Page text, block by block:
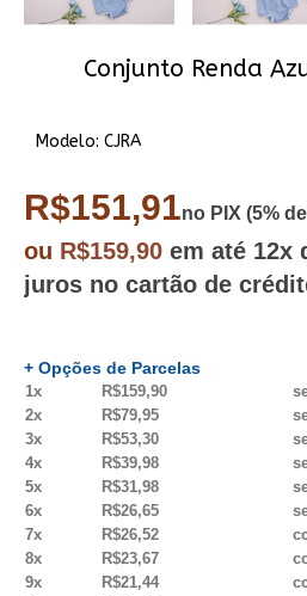
Conjunto Renda
Modelo: CJRA
R$151,91no PIX (5%
ou R$159,90 em até 12x
juros no cartão de
+ Opções de Parcelas
1x R$159,90
2x
R$79,95
3x
R$53,30
4x
R$39,98
5x
R$31,98
6x
R$26,65
7x
R$26,52
8x
R$23,67
9x
R$21,44